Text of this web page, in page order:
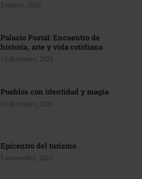
2 marzo, 2026
Palacio Postal: Encuentro de
historia, arte y vida cotidiana
10 diciembre, 2025
Pueblos con identidad y magia
10 diciembre, 2025
Epicentro del turismo
7 noviembre, 2025